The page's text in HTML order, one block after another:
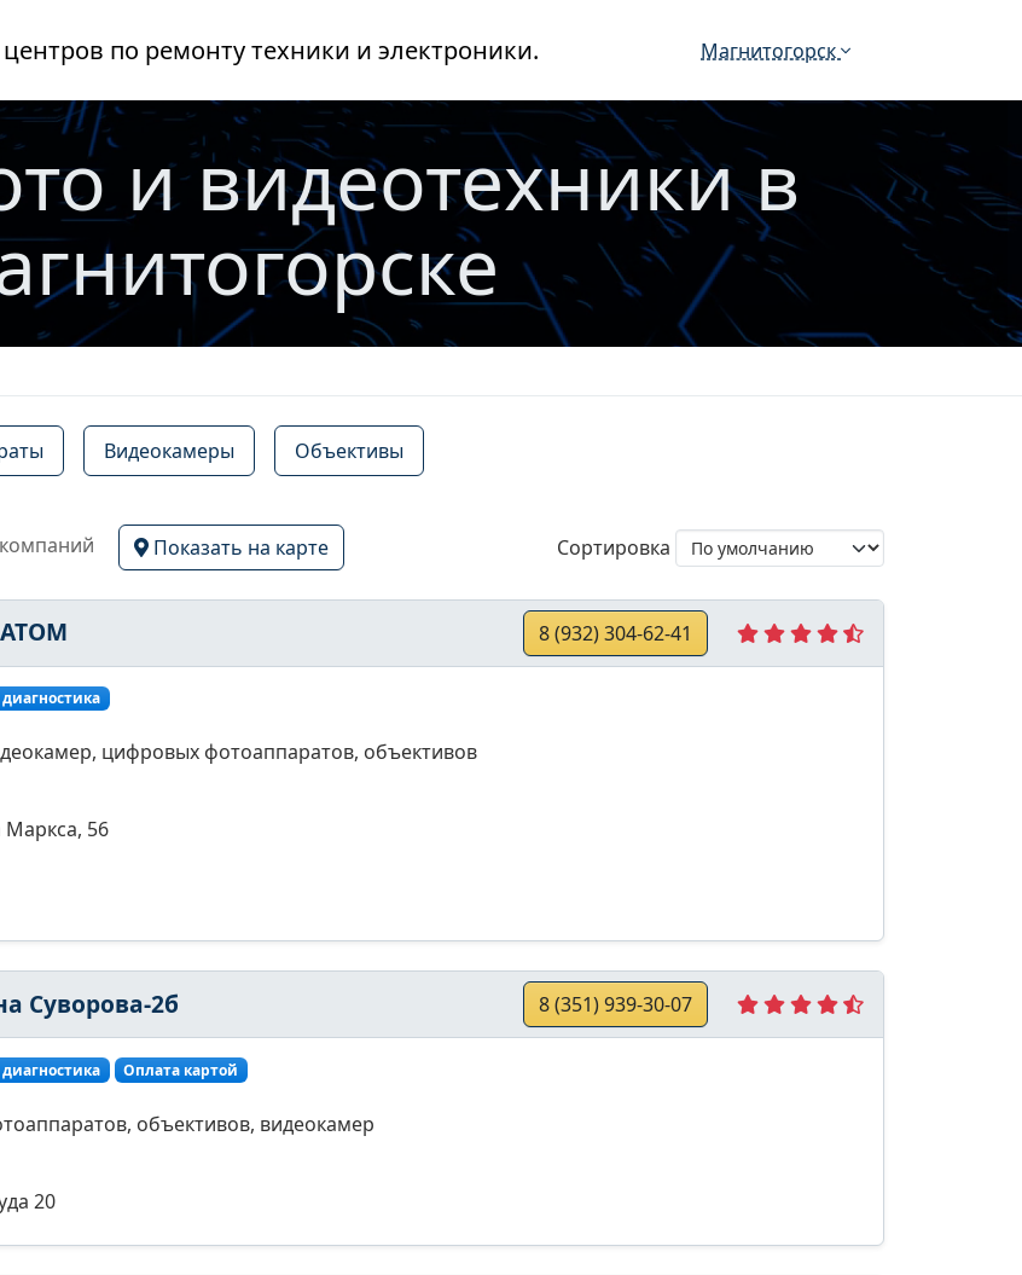
по ремонту техники и электроники. Магнитогорск
и видеотехники в
Видеокамеры Объективы
Показать на карте Сортировка
ATOM 8 (932) 304-62-41
цифровых фотоаппаратов, объективов
Маркса, 56
Суворова-2б 8 (351) 939-30-07
Оплата картой
объективов, видеокамер
20